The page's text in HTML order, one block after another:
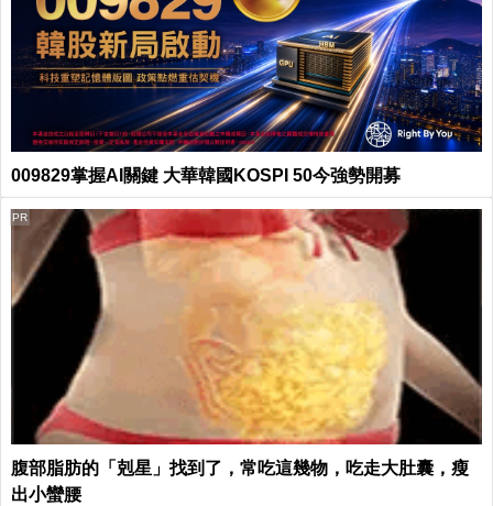
009829掌握AI關鍵 大華韓國KOSPI 50今強勢開募
腹部脂肪的「剋星」找到了，常吃這幾物，吃走大肚囊，瘦
出小蠻腰
PR